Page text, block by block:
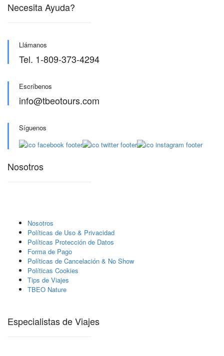
Necesita Ayuda?
Llámanos
Tel. 1-809-373-4294
Escríbenos
info@tbeotours.com
Síguenos
Nosotros
Nosotros
Polí­ticas de Uso & Privacidad
Polí­ticas Protección de Datos
Forma de Pago
Políticas de Cancelación & No Show
Políticas Cookies
Tips de Viajes
TBEO Nature
Especialistas de Viajes